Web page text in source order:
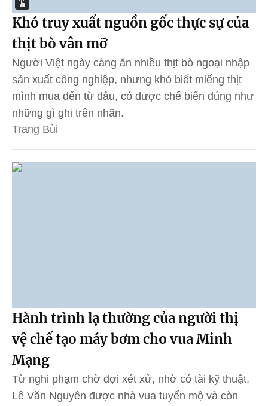
Khó truy xuất nguồn gốc thực sự của
thịt bò vân mỡ
Người Việt ngày càng ăn nhiều thịt bò ngoại nhập
sản xuất công nghiệp, nhưng khó biết miếng thịt
mình mua đến từ đâu, có được chế biến đúng như
những gì ghi trên nhãn.
Trang Bùi
Hành trình lạ thường của người thị
vệ chế tạo máy bơm cho vua Minh
Mạng
Từ nghi phạm chờ đợi xét xử, nhờ có tài kỹ thuật,
Lê Văn Nguyên được nhà vua tuyển mộ và còn